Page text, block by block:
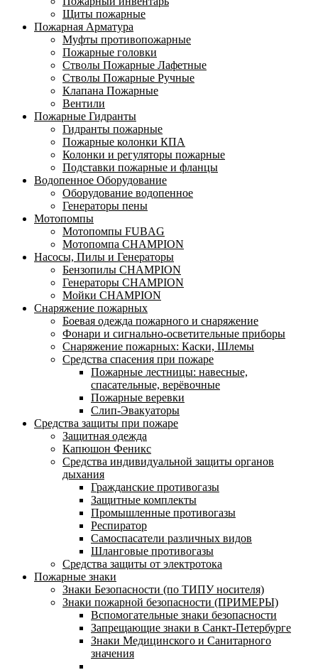
Щиты пожарные
Пожарная Арматура
Муфты противопожарные
Пожарные головки
Стволы Пожарные Лафетные
Стволы Пожарные Ручные
Клапана Пожарные
Вентили
Пожарные Гидранты
Гидранты пожарные
Пожарные колонки КПА
Колонки и регуляторы пожарные
Подставки пожарные и фланцы
Водопенное Оборудование
Оборудование водопенное
Генераторы пены
Мотопомпы
Мотопомпы FUBAG
Мотопомпа CHAMPION
Насосы, Пилы и Генераторы
Бензопилы CHAMPION
Генераторы CHAMPION
Мойки CHAMPION
Снаряжение пожарных
Боевая одежда пожарного и снаряжение
Фонари и сигнально-осветительные приборы
Снаряжение пожарных: Каски, Шлемы
Средства спасения при пожаре
Пожарные лестницы: навесные,
спасательные, верёвочные
Пожарные веревки
Слип-Эвакуаторы
Средства защиты при пожаре
Защитная одежда
Капюшон Феникс
Средства индивидуальной защиты органов
дыхания
Гражданские противогазы
Защитные комплекты
Промышленные противогазы
Респиратор
Самоспасатели различных видов
Шланговые противогазы
Средства защиты от электротока
Пожарные знаки
Знаки Безопасности (по ТИПУ носителя)
Знаки пожарной безопасности (ПРИМЕРЫ)
Вспомогательные знаки безопасности
Запрещающие знаки в Санкт-Петербурге
Знаки Медицинского и Санитарного
значения